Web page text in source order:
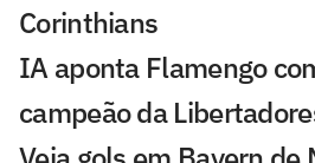
Corinthians
IA aponta Flamengo
campeão da